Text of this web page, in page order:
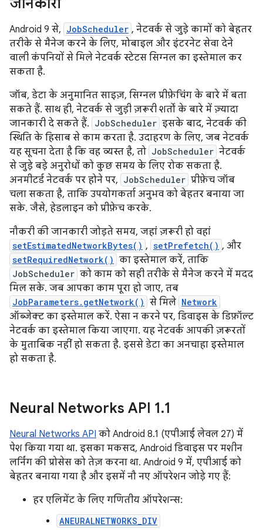
जानकारी
Android 9 से, JobScheduler , नेटवर्क से जुड़े कामों को बेहतर
तरीके से मैनेज करने के लिए, मोबाइल और इंटरनेट सेवा देने
वाली कंपनियों से मिले नेटवर्क स्टेटस सिग्नल का इस्तेमाल कर
सकता है.
जॉब, डेटा के अनुमानित साइज़, सिग्नल प्रीफ़ेचिंग के बारे में बता
सकते हैं. साथ ही, नेटवर्क से जुड़ी ज़रूरी शर्तों के बारे में ज़्यादा
जानकारी दे सकते हैं. JobScheduler इसके बाद, नेटवर्क की
स्थिति के हिसाब से काम करता है. उदाहरण के लिए, जब नेटवर्क
यह सूचना देता है कि वह व्यस्त है, तो JobScheduler नेटवर्क
से जुड़े बड़े अनुरोधों को कुछ समय के लिए रोक सकता है.
अनमीटर्ड नेटवर्क पर होने पर, JobScheduler प्रीफ़ेच जॉब
चला सकता है, ताकि उपयोगकर्ता अनुभव को बेहतर बनाया जा
सके. जैसे, हेडलाइन को प्रीफ़ेच करके.
नौकरी की जानकारी जोड़ते समय, जहां ज़रूरी हो वहां
setEstimatedNetworkBytes() , setPrefetch() , और
setRequiredNetwork() का इस्तेमाल करें, ताकि
JobScheduler को काम को सही तरीके से मैनेज करने में मदद
मिल सके. जब आपका काम पूरा हो जाए, तब
JobParameters.getNetwork() से मिले Network
ऑब्जेक्ट का इस्तेमाल करें. ऐसा न करने पर, डिवाइस के डिफ़ॉल्ट
नेटवर्क का इस्तेमाल किया जाएगा. यह नेटवर्क आपकी ज़रूरतों
के मुताबिक नहीं हो सकता है. इससे डेटा का अनचाहा इस्तेमाल
हो सकता है.
Neural Networks API 1.1
Neural Networks API को Android 8.1 (एपीआई लेवल 27) में
पेश किया गया था. इसका मकसद, Android डिवाइस पर मशीन
लर्निंग की प्रोसेस को तेज़ करना था. Android 9 में, एपीआई को
बेहतर बनाया गया है और इसमें नौ नए ऑपरेशन जोड़े गए हैं:
हर एलिमेंट के लिए गणितीय ऑपरेशन्स:
ANEURALNETWORKS_DIV